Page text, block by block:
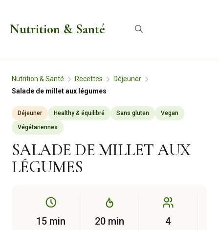
Nutrition & Santé
Nutrition & Santé Recettes
Déjeuner
Salade de millet aux légumes
Déjeuner Healthy & équilibré Sans gluten Vegan
Végétariennes
SALADE DE MILLET AUX
LÉGUMES
15 min 20 min 4